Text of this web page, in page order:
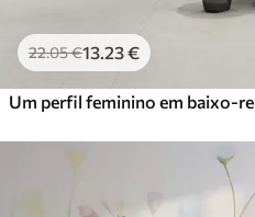
22.05€13 .23€
Um perfil feminino em baixo-